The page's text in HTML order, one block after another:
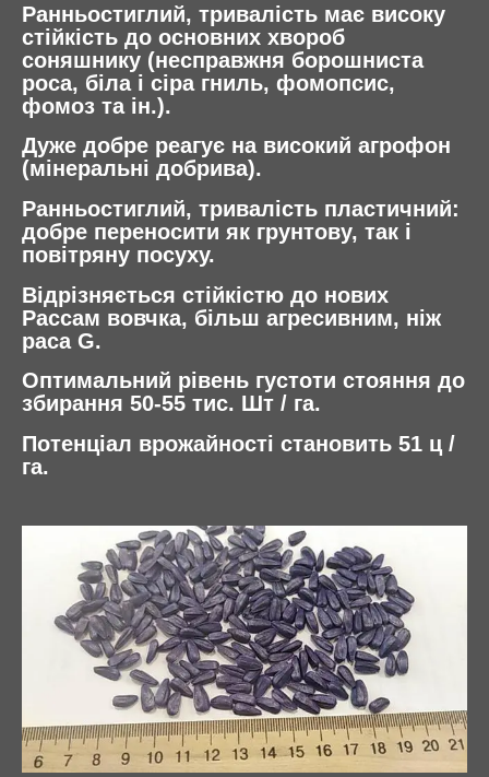
Ранньостиглий, тривалість має високу
стійкість до основних хвороб
соняшнику (несправжня борошниста
роса, біла і сіра гниль, фомопсис,
фомоз та ін.).
Дуже добре реагує на високий агрофон
(мінеральні добрива).
Ранньостиглий, тривалість пластичний:
добре переносити як грунтову, так і
повітряну посуху.
Відрізняється стійкістю до нових
Рассам вовчка, більш агресивним, ніж
раса G.
Оптимальний рівень густоти стояння до
збирання 50-55 тис. Шт / га.
Потенціал врожайності становить 51 ц /
га.